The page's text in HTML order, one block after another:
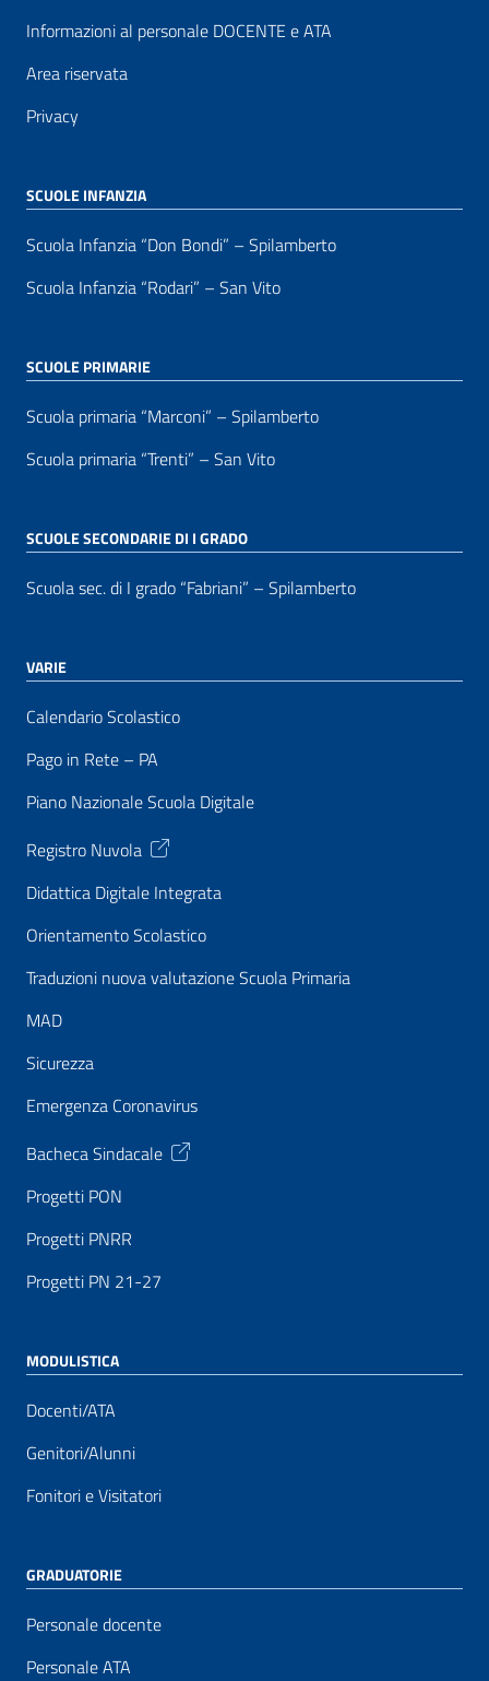
Informazioni al personale DOCENTE e ATA
Area riservata
Privacy
SCUOLE INFANZIA
Scuola Infanzia “Don Bondi” – Spilamberto
Scuola Infanzia “Rodari” – San Vito
SCUOLE PRIMARIE
Scuola primaria “Marconi” – Spilamberto
Scuola primaria “Trenti” – San Vito
SCUOLE SECONDARIE DI I GRADO
Scuola sec. di I grado “Fabriani” – Spilamberto
VARIE
Calendario Scolastico
Pago in Rete – PA
Piano Nazionale Scuola Digitale
Registro Nuvola
Didattica Digitale Integrata
Orientamento Scolastico
Traduzioni nuova valutazione Scuola Primaria
MAD
Sicurezza
Emergenza Coronavirus
Bacheca Sindacale
Progetti PON
Progetti PNRR
Progetti PN 21-27
MODULISTICA
Docenti/ATA
Genitori/Alunni
Fonitori e Visitatori
GRADUATORIE
Personale docente
Personale ATA